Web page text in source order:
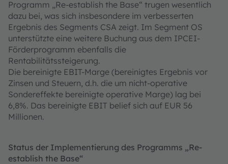
Programm „Re-establish the Base“ trugen wesentlich
dazu bei, was sich insbesondere im verbesserten
Ergebnis des Segments CSA zeigt. Im Segment OS
unterstützte eine weitere Buchung aus dem IPCEI-
Förderprogramm ebenfalls die
Rentabilitätssteigerung.
Die bereinigte EBIT-Marge (bereinigtes Ergebnis vor
Zinsen und Steuern, d.h. die um nicht-operative
Sondereffekte bereinigte operative Marge) lag bei
6,8%. Das bereinigte EBIT belief sich auf EUR 56
Millionen.
Status der Implementierung des Programms „Re-
establish the Base“